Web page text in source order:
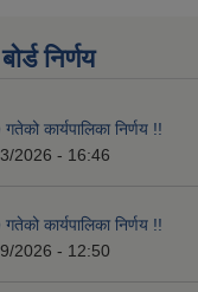
निर्णय
कार्यपालिका निर्णय !!
2026 - 16:46
कार्यपालिका निर्णय !!
2026 - 12:50